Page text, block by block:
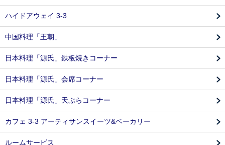
ハイドアウェイ 3-3
中国料理「王朝」
日本料理「源氏」鉄板焼きコーナー
日本料理「源氏」会席コーナー
日本料理「源氏」天ぷらコーナー
カフェ 3-3 アーティサンスイーツ&ベーカリー
ルームサービス